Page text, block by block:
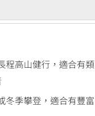
程高山健行，適合有類
冬季攀登，適合有豐富